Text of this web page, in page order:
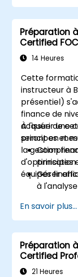
Préparation
Certified
14 Heures
Cette
instructeur à
présentiel)
finance de
acquérir une
principes et
la gestion
équipes
À l'issue de
seront en
principes
Gérer
à
Faciliter
services
aligner
Utiliser
des
Se
En savoir plus...
Préparation
Certified
21 Heures